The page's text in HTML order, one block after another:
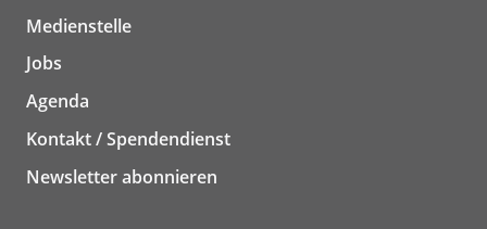
Medienstelle
Jobs
Agenda
Kontakt / Spendendienst
Newsletter abonnieren